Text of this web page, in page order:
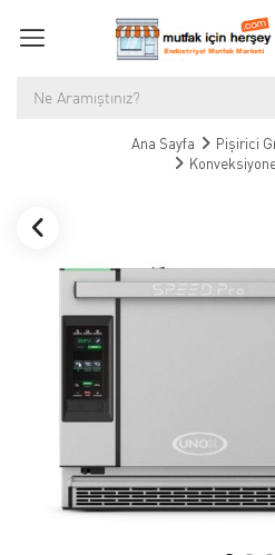
Ana Sayfa Pişirici